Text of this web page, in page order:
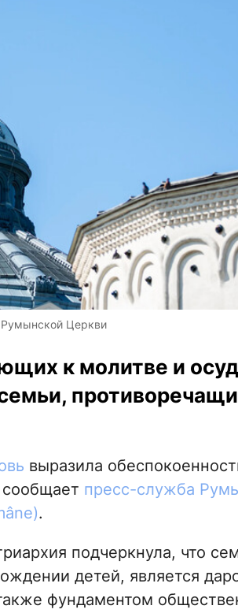
Церкви
к молитве и
выразила
пресс-служба
.
подчеркнула, что
детей, является
фундаментом